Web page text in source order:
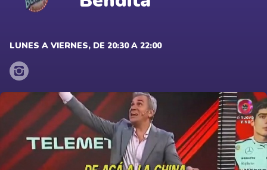
LUNES A VIERNES, DE 20:30 A 22:00